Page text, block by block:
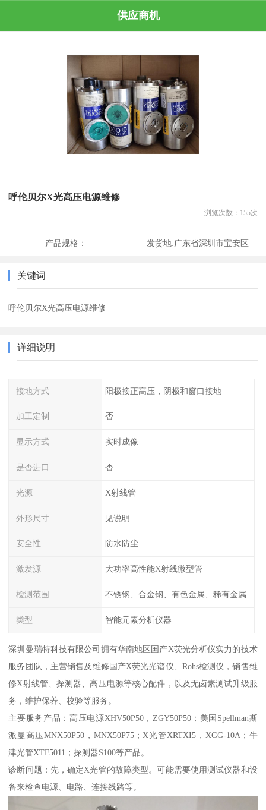
供应商机
呼伦贝尔X光高压电源维修
浏览次数： 155次
产品规格： 发货地:广东省深圳市宝安区
关键词
呼伦贝尔X光高压电源维修
详细说明
接地方式 阳极接正高压，阴极和窗口接地
加工定制 否
显示方式 实时成像
是否进口 否
光源 X射线管
外形尺寸 见说明
安全性 防水防尘
激发源 大功率高性能X射线微型管
检测范围 不锈钢、合金钢、有色金属、稀有金属
类型 智能元素分析仪器
深圳曼瑞特科技有限公司拥有华南地区国产X荧光分析仪实力的技术
服务团队，主营销售及维修国产X荧光光谱仪、Rohs检测仪，销售维
修X射线管、探测器、高压电源等核心配件，以及无卤素测试升级服
务，维护保养、校验等服务。
主要服务产品：高压电源XHV50P50，ZGY50P50；美国Spellman斯
派曼高压MNX50P50，MNX50P75；X光管XRTXI5，XGG-10A；牛
津光管XTF5011；探测器S100等产品。
诊断问题：先，确定X光管的故障类型。可能需要使用测试仪器和设
备来检查电源、电路、连接线路等。